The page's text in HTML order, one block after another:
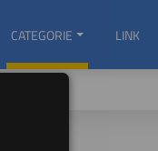
CATEGORIE LINK